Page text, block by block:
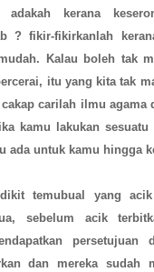
adakah kerana
? fikir-fikirkanlah
Kalau boleh tak
itu yang kita tak
carilah ilmu agama
kamu lakukan sesuatu
ada untuk kamu hingga
temubual yang
sebelum acik
persetujuan
dan mereka sudah